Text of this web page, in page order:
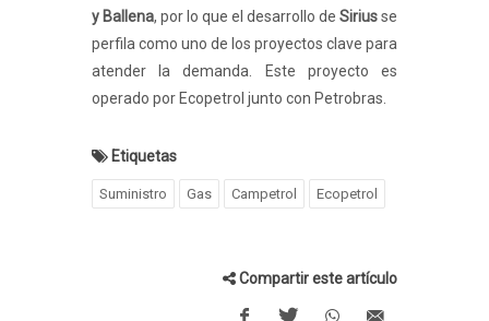
y Ballena, por lo que el desarrollo de Siriusse
perfila como uno de los proyectos clave para
atender la demanda. Este proyecto es
operado por Ecopetrol junto con Petrobras.
Etiquetas
Suministro Gas Campetrol Ecopetrol
Compartir este artículo